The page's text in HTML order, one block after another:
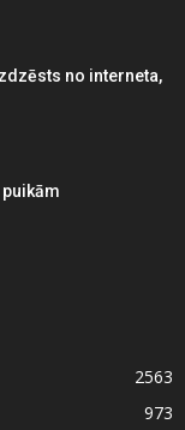
no interneta,
2563
973